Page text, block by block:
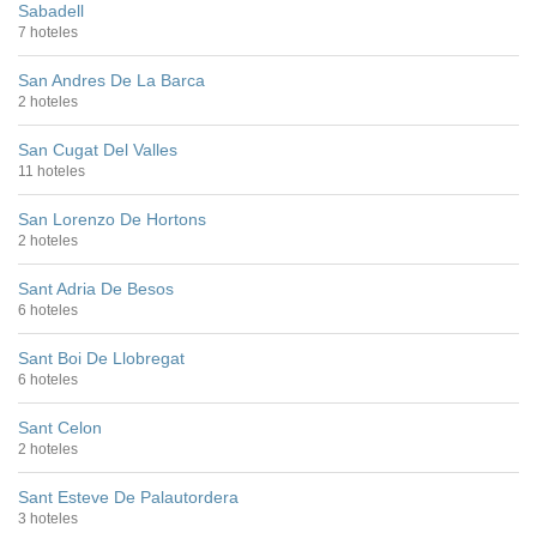
Sabadell
7 hoteles
San Andres De La Barca
2 hoteles
San Cugat Del Valles
11 hoteles
San Lorenzo De Hortons
2 hoteles
Sant Adria De Besos
6 hoteles
Sant Boi De Llobregat
6 hoteles
Sant Celon
2 hoteles
Sant Esteve De Palautordera
3 hoteles